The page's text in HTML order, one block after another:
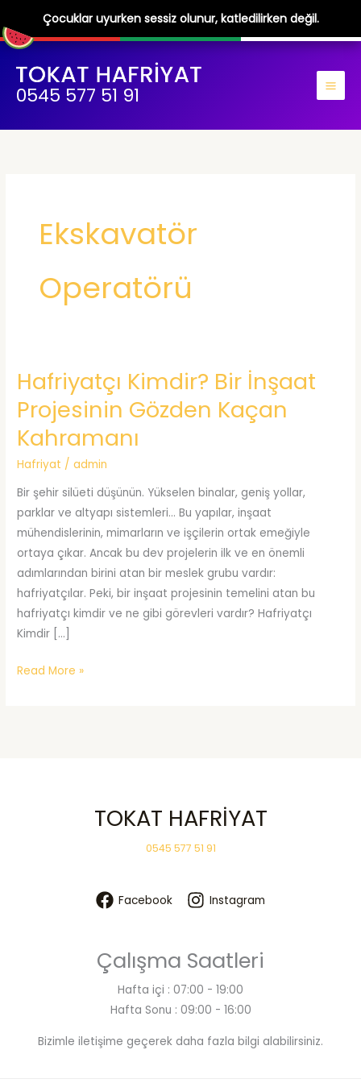
Çocuklar uyurken sessiz olunur, katledilirken değil.
İçeriğe
atla
0545 577 51 91
Ekskavatör
Operatörü
Hafriyatçı Kimdir? Bir İnşaat
Projesinin Gözden Kaçan
Kahramanı
Hafriyat /admin
Bir şehir silüeti düşünün. Yükselen binalar, geniş yollar,
parklar ve altyapı sistemleri… Bu yapılar, inşaat
mühendislerinin, mimarların ve işçilerin ortak emeğiyle
ortaya çıkar. Ancak bu dev projelerin ilk ve en önemli
adımlarından birini atan bir meslek grubu vardır:
hafriyatçılar. Peki, bir inşaat projesinin temelini atan bu
hafriyatçı kimdir ve ne gibi görevleri vardır? Hafriyatçı
Kimdir […]
Hafriyatçı
Read More »
TOKAT HAFRİYAT
0545 577 51 91
Facebook Instagram
Çalışma Saatleri
Hafta içi : 07:00 - 19:00
Hafta Sonu : 09:00 - 16:00
Bizimle iletişime geçerek daha fazla bilgi alabilirsiniz.